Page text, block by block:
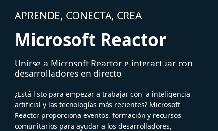
APRENDE, CONECTA, CREA
Microsoft Reactor
Unirse a Microsoft Reactor e interactuar con
desarrolladores en directo
¿Está listo para empezar a trabajar con la inteligencia
artificial y las tecnologías más recientes? Microsoft
Reactor proporciona eventos, formación y recursos
comunitarios para ayudar a los desarrolladores,